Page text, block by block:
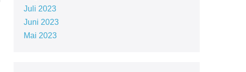
Juli 2023
Juni 2023
Mai 2023